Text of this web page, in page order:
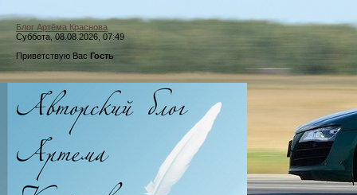
Блог Артёма Краснова
Суббота, 08.08.2026, 07:49
Приветствую Вас Гость